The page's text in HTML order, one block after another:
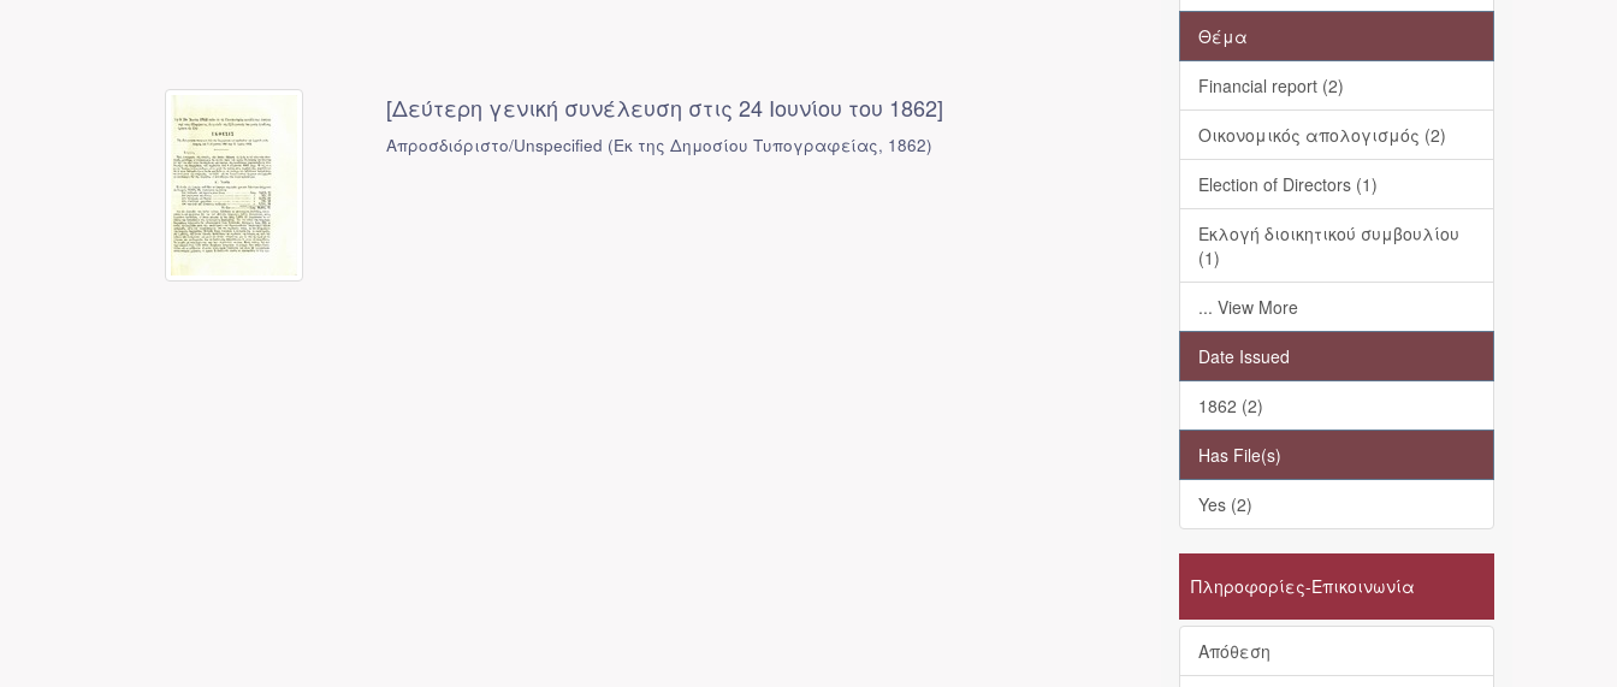
[Δεύτερη γενική συνέλευση στις 24 Ιουνίου του 1862]
Απροσδιόριστο/Unspecified (Εκ της Δημοσίου Τυπογραφείας, 1862)
Θέμα
Financial report (2)
Οικονομικός απολογισμός (2)
Election of Directors (1)
Εκλογή διοικητικού συμβουλίου
(1)
... View More
Date Issued
1862 (2)
Has File(s)
Yes (2)
Πληροφορίες-Επικοινωνία
Απόθεση